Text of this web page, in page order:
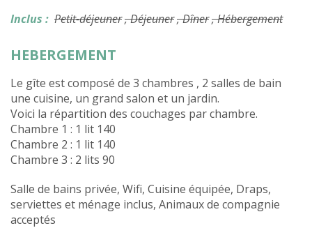
Inclus : Petit-déjeuner, Déjeuner, Dîner, Hébergement
HEBERGEMENT
Le gîte est composé de 3 chambres , 2 salles de bain
une cuisine, un grand salon et un jardin.
Voici la répartition des couchages par chambre.
Chambre 1 : 1 lit 140
Chambre 2 : 1 lit 140
Chambre 3 : 2 lits 90
Salle de bains privée, Wifi, Cuisine équipée, Draps,
serviettes et ménage inclus, Animaux de compagnie
acceptés